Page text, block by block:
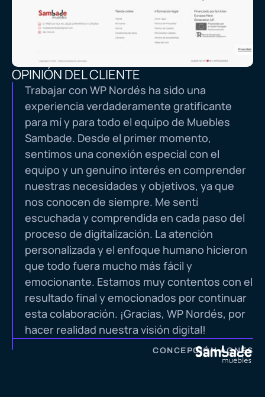
OPINIÓN DEL CLIENTE
Trabajar con WP Nordés ha sido una
experiencia verdaderamente gratificante
para mí y para todo el equipo de Muebles
Sambade. Desde el primer momento,
sentimos una conexión especial con el
equipo y un genuino interés en comprender
nuestras necesidades y objetivos, ya que
nos conocen de siempre. Me sentí
escuchada y comprendida en cada paso del
proceso de digitalización. La atención
personalizada y el enfoque humano hicieron
que todo fuera mucho más fácil y
emocionante. Estamos muy contentos con el
resultado final y emocionados por continuar
esta colaboración. ¡Gracias, WP Nordés, por
hacer realidad nuestra visión digital!
CONCEPCIÓN AGNES